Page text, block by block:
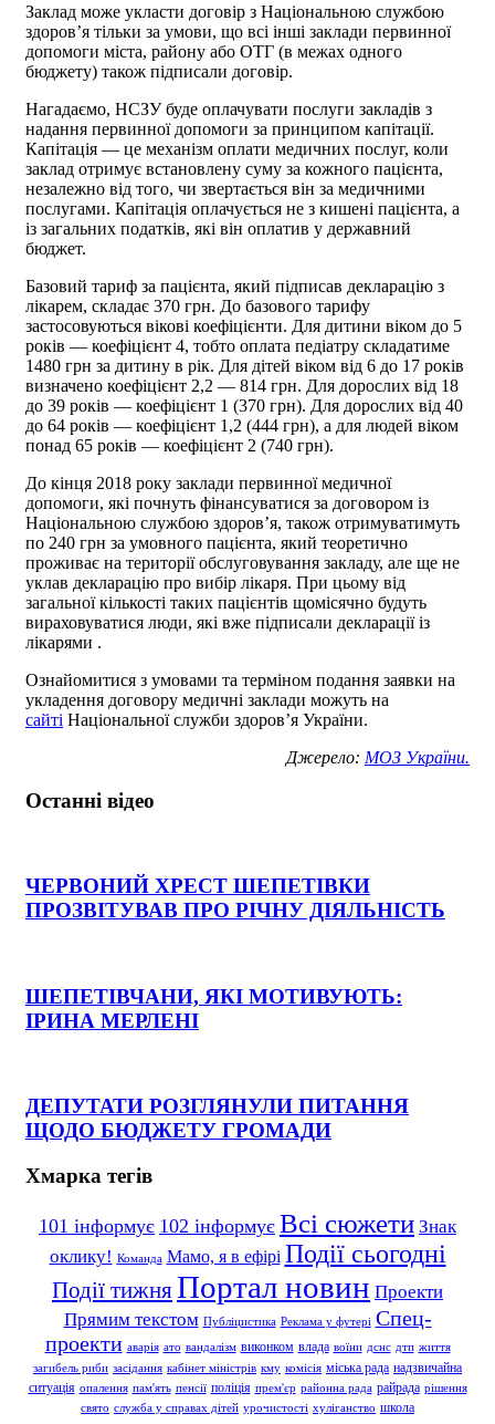
Заклад може укласти договір з Національною службою
здоров’я тільки за умови, що всі інші заклади первинної
допомоги міста, району або ОТГ (в межах одного
бюджету) також підписали договір.
Нагадаємо, НСЗУ буде оплачувати послуги закладів з
надання первинної допомоги за принципом капітації.
Капітація — це механізм оплати медичних послуг, коли
заклад отримує встановлену суму за кожного пацієнта,
незалежно від того, чи звертається він за медичними
послугами. Капітація оплачується не з кишені пацієнта, а
із загальних податків, які він оплатив у державний
бюджет.
Базовий тариф за пацієнта, який підписав декларацію з
лікарем, складає 370 грн. До базового тарифу
застосовуються вікові коефіцієнти. Для дитини віком до 5
років — коефіцієнт 4, тобто оплата педіатру складатиме
1480 грн за дитину в рік. Для дітей віком від 6 до 17 років
визначено коефіцієнт 2,2 — 814 грн. Для дорослих від 18
до 39 років — коефіцієнт 1 (370 грн). Для дорослих від 40
до 64 років — коефіцієнт 1,2 (444 грн), а для людей віком
понад 65 років — коефіцієнт 2 (740 грн).
До кінця 2018 року заклади первинної медичної
допомоги, які почнуть фінансуватися за договором із
Національною службою здоров’я, також отримуватимуть
по 240 грн за умовного пацієнта, який теоретично
проживає на території обслуговування закладу, але ще не
уклав декларацію про вибір лікаря. При цьому від
загальної кількості таких пацієнтів щомісячно будуть
вираховуватися люди, які вже підписали декларації із
лікарями .
Ознайомитися з умовами та терміном подання заявки на
укладення договору медичні заклади можуть на
сайті Національної служби здоров’я України.
Джерело: МОЗ України.
Останні відео
ЧЕРВОНИЙ ХРЕСТ ШЕПЕТІВКИ
ПРОЗВІТУВАВ ПРО РІЧНУ ДІЯЛЬНІСТЬ
ШЕПЕТІВЧАНИ, ЯКІ МОТИВУЮТЬ:
ІРИНА МЕРЛЕНІ
ДЕПУТАТИ РОЗГЛЯНУЛИ ПИТАННЯ
ЩОДО БЮДЖЕТУ ГРОМАДИ
Хмарка тегів
101 інформує 102 інформує Всі сюжети Знак
оклику! Команда Мамо, я в ефірі Події сьогодні
Події тижняПортал новин Проекти
Прямим текстом Публіцистика Реклама у футері Спец-
проекти аварія ато вандалізм виконком влада воїни дснс дтп життя
загибель риби засідання кабінет міністрів кму комісія міська рада надзвичайна
ситуація опалення пам'ять пенсії поліція прем'єр районна рада райрада рішення
свято служба у справах дітей урочистості хуліганство школа